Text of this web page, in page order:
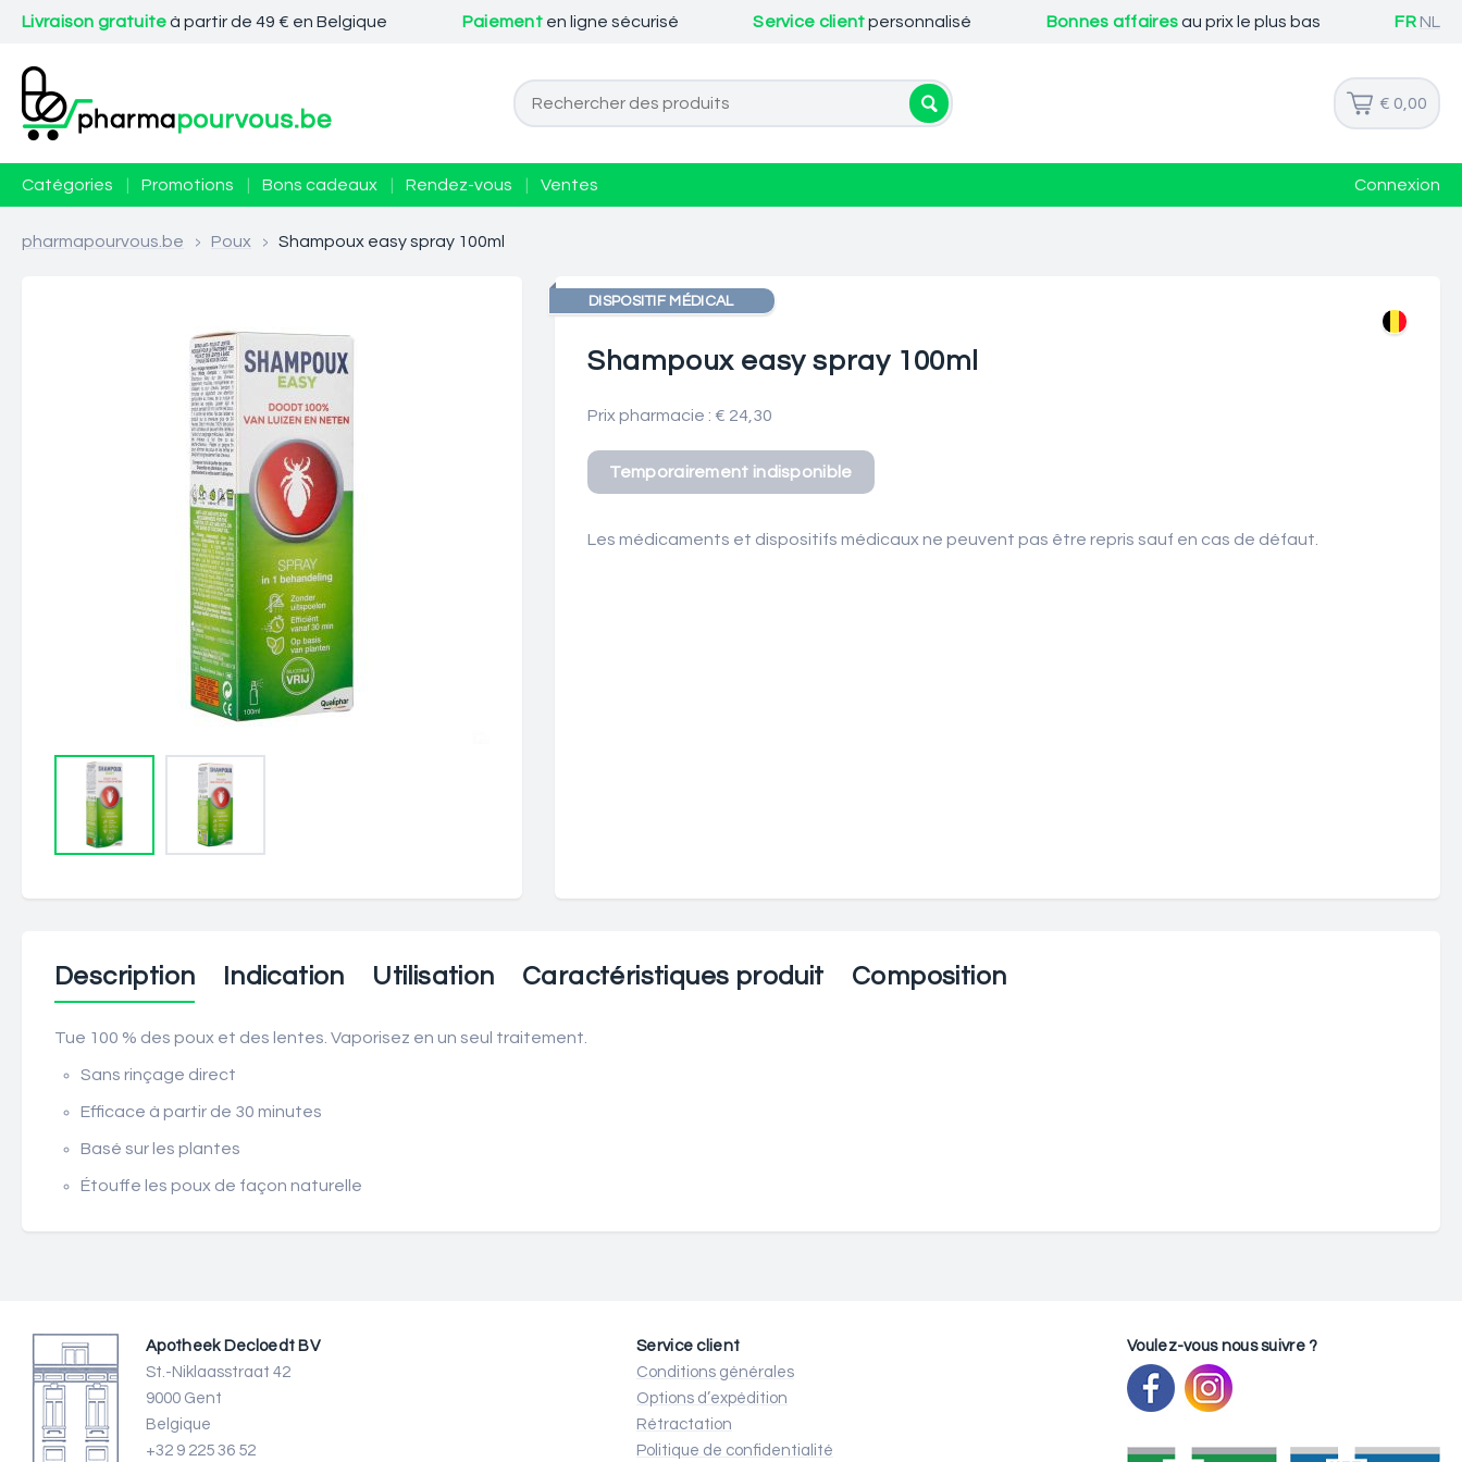
Livraison gratuiteà partir de 49 € en Belgique Paiement en ligne sécurisé Service clientpersonnalisé Bonnes affairesau prix le plus bas FR NL
€ 0,00
Catégories Promotions Bons cadeaux Rendez-vous Ventes Connexion
pharmapourvous.be > Poux > Shampoux easy spray 100ml
DISPOSITIF MÉDICAL
Shampoux easy spray 100ml
Prix pharmacie : € 24,30
Les médicaments et dispositifs médicaux ne peuvent pas être repris sauf en cas de défaut.
Description Indication Utilisation Caractéristiques produit Composition
Tue 100 % des poux et des lentes. Vaporisez en un seul traitement.
Sans rinçage direct
Efficace à partir de 30 minutes
Basé sur les plantes
Étouffe les poux de façon naturelle
Apotheek Decloedt BV
St.-Niklaasstraat 42
9000 Gent
Belgique
+32 9 225 36 52
Service client
Conditions générales
Options d’expédition
Rétractation
Politique de confidentialité
Voulez-vous nous suivre ?